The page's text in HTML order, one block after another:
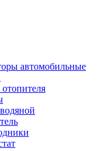
автомобильные